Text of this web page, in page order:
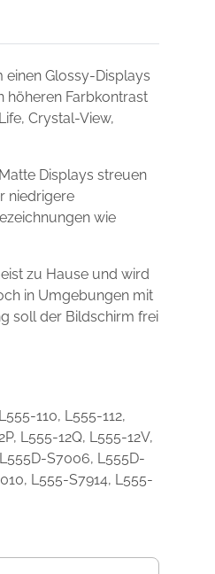
einen Glossy-Displays
höheren Farbkontrast
Crystal-View,
Displays streuen
niedrigere
wie
zu Hause und wird
in Umgebungen mit
soll der Bildschirm frei
110, L555-112,
L555-12Q, L555-12V,
S7006, L555D-
L555-S7914, L555-